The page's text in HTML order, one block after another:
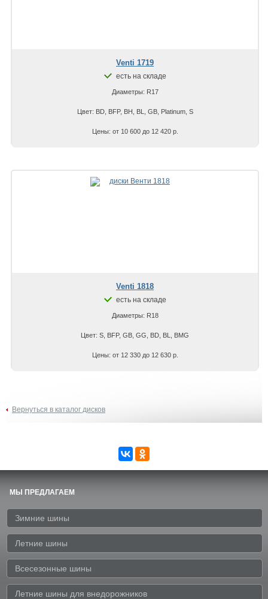
Venti 1719
есть на складе
Диаметры: R17
Цвет: BD, BFP, BH, BL, GB, Platinum, S
Цены: от 10 600 до 12 420 р.
Venti 1818
есть на складе
Диаметры: R18
Цвет: S, BFP, GB, GG, BD, BL, BMG
Цены: от 12 330 до 12 630 р.
Вернуться в каталог дисков
МЫ ПРЕДЛАГАЕМ
Зимние шины
Летние шины
Всесезонные шины
Летние шины для внедорожников